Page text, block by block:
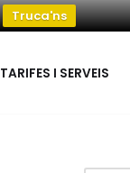
Truca'ns
TARIFES I SERVEIS